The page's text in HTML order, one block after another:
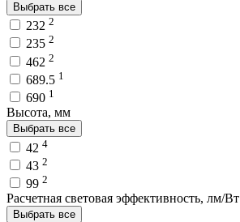
Выбрать все
232 2
235 2
462 2
689.5 1
690 1
Высота, мм
Выбрать все
42 4
43 2
99 2
Расчетная световая эффективность, лм/Вт
Выбрать все